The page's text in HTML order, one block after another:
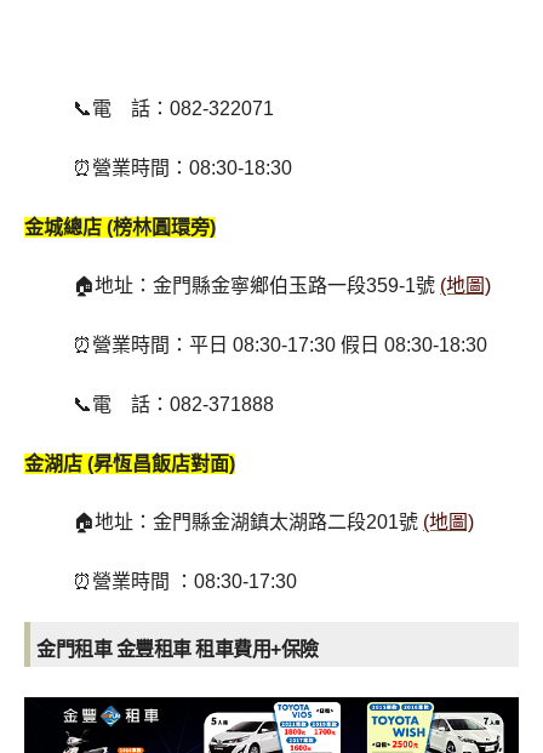
📞電 話：082-322071
⏰營業時間：08:30-18:30
金城總店 (榜林圓環旁)
🏠地址：金門縣金寧鄉伯玉路一段359-1號 (地圖)
⏰營業時間：平日 08:30-17:30 假日 08:30-18:30
📞電 話：082-371888
金湖店 (昇恆昌飯店對面)
🏠地址：金門縣金湖鎮太湖路二段201號 (地圖)
⏰營業時間 ：08:30-17:30
金門租車 金豐租車 租車費用+保險